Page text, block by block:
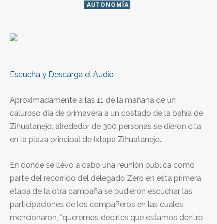
AUTONOMÍA
Escucha y Descarga el Audio
Aproximadamente a las 11 de la mañana de un
caluroso día de primavera a un costado de la bahía de
Zihuatanejo, alrededor de 300 personas se dieron cita
en la plaza principal de Ixtapa Zihuatanejo.
En donde se llevo a cabo una reunión publica como
parte del recorrido del delegado Zero en esta primera
etapa de la otra campaña se pudieron escuchar las
participaciones de los compañeros en las cuales
mencionaron, “queremos decirles que estamos dentro